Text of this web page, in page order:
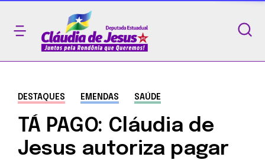
DESTAQUES EMENDAS SAÚDE
TÁ PAGO: Cláudia de
Jesus autoriza pagar